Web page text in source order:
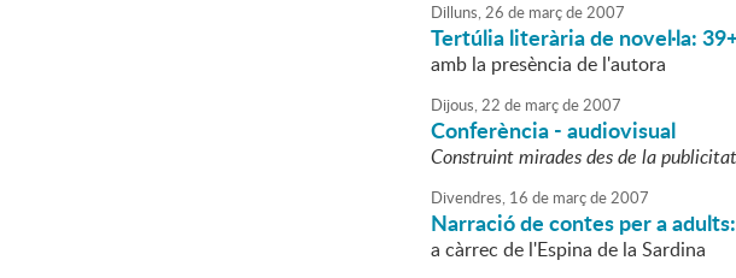
Dilluns,26 de marçde2007
Tertúlia literària de novel·la:
amb la presència de l'autora
Dijous,22 de marçde2007
Conferència - audiovisual
Construint mirades des de la publicitat
Divendres, 16 de marçde2007
Narració de contes per a adults:
a càrrec de l'Espina de la Sardina